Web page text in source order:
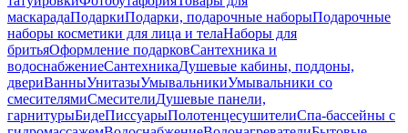
маскарадаПодаркиПодарки, подарочные наборыПодарочные
наборы косметики для лица и телаНаборы для
бритьяОформление подарковСантехника и
водоснабжениеСантехникаДушевые кабины, поддоны,
двериВанныУнитазыУмывальникиУмывальники со
смесителямиСмесителиДушевые панели,
гарнитурыБидеПиссуарыПолотенцесушителиСпа-бассейны с